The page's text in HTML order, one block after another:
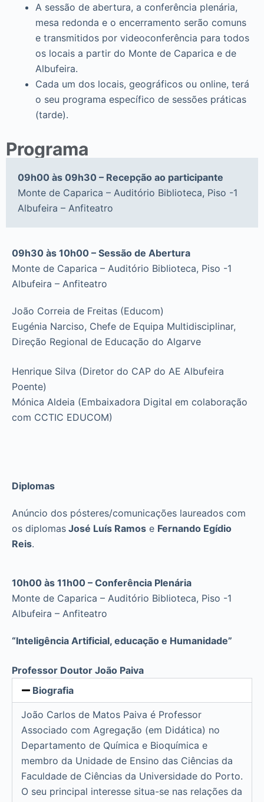
A sessão de abertura, a conferência plenária,
mesa redonda e o encerramento serão comuns
e transmitidos por videoconferência para todos
os locais a partir do Monte de Caparica e de
Albufeira.
Cada um dos locais, geográficos ou online, terá
o seu programa específico de sessões práticas
(tarde).
Programa
09h00 às 09h30 – Recepção ao participante
Monte de Caparica – Auditório Biblioteca, Piso -1
Albufeira – Anfiteatro
09h30 às 10h00 – Sessão de Abertura
Monte de Caparica – Auditório Biblioteca, Piso -1
Albufeira – Anfiteatro
João Correia de Freitas (Educom)
Eugénia Narciso, Chefe de Equipa Multidisciplinar,
Direção Regional de Educação do Algarve
Henrique Silva (Diretor do CAP do AE Albufeira
Poente)
Mónica Aldeia (Embaixadora Digital em colaboração
com CCTIC EDUCOM)
Diplomas
Anúncio dos pósteres/comunicações laureados com
os diplomas José Luís Ramos e Fernando Egídio
Reis.
10h00 às 11h00 – Conferência Plenária
Monte de Caparica – Auditório Biblioteca, Piso -1
Albufeira – Anfiteatro
“Inteligência Artificial, educação e Humanidade”
Professor Doutor João Paiva
Biografia
João Carlos de Matos Paiva é Professor
Associado com Agregação (em Didática) no
Departamento de Química e Bioquímica e
membro da Unidade de Ensino das Ciências da
Faculdade de Ciências da Universidade do Porto.
O seu principal interesse situa-se nas relações da